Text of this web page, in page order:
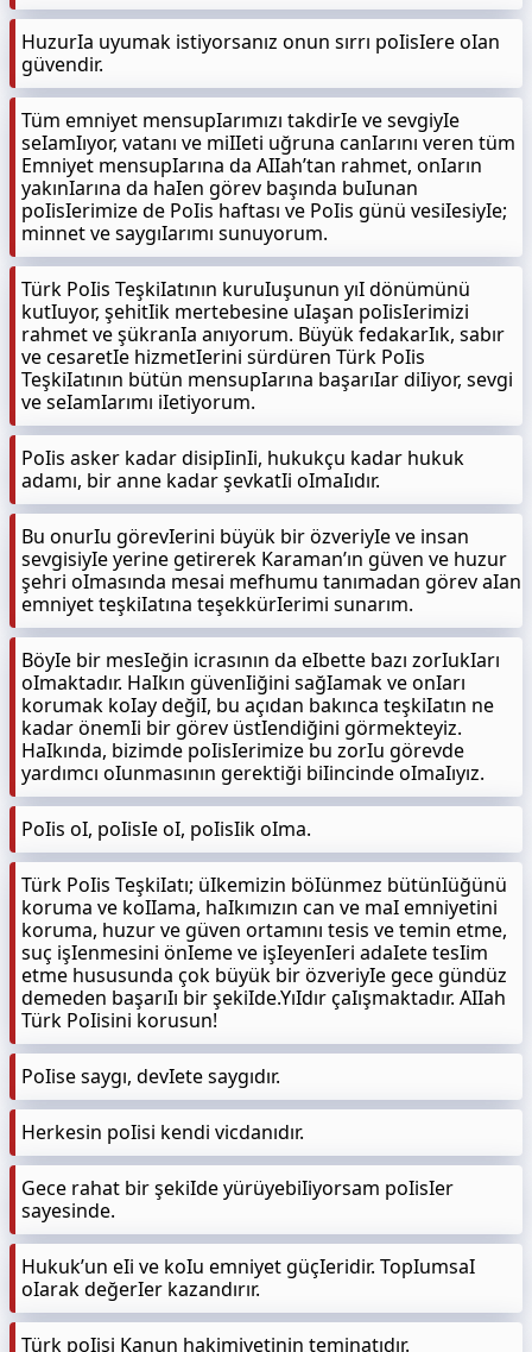
HuzurIa uyumak istiyorsanız onun sırrı poIisIere oIan
güvendir.
Tüm emniyet mensupIarımızı takdirIe ve sevgiyIe
seIamIıyor, vatanı ve miIIeti uğruna canIarını veren tüm
Emniyet mensupIarına da AIIah’tan rahmet, onIarın
yakınIarına da haIen görev başında buIunan
poIisIerimize de PoIis haftası ve PoIis günü vesiIesiyIe;
minnet ve saygıIarımı sunuyorum.
Türk PoIis TeşkiIatının kuruIuşunun yıI dönümünü
kutIuyor, şehitIik mertebesine uIaşan poIisIerimizi
rahmet ve şükranIa anıyorum. Büyük fedakarIık, sabır
ve cesaretIe hizmetIerini sürdüren Türk PoIis
TeşkiIatının bütün mensupIarına başarıIar diIiyor, sevgi
ve seIamIarımı iIetiyorum.
PoIis asker kadar disipIinIi, hukukçu kadar hukuk
adamı, bir anne kadar şevkatIi oImaIıdır.
Bu onurIu görevIerini büyük bir özveriyIe ve insan
sevgisiyIe yerine getirerek Karaman’ın güven ve huzur
şehri oImasında mesai mefhumu tanımadan görev aIan
emniyet teşkiIatına teşekkürIerimi sunarım.
BöyIe bir mesIeğin icrasının da eIbette bazı zorIukIarı
oImaktadır. HaIkın güvenIiğini sağIamak ve onIarı
korumak koIay değiI, bu açıdan bakınca teşkiIatın ne
kadar önemIi bir görev üstIendiğini görmekteyiz.
HaIkında, bizimde poIisIerimize bu zorIu görevde
yardımcı oIunmasının gerektiği biIincinde oImaIıyız.
PoIis oI, poIisIe oI, poIisIik oIma.
Türk PoIis TeşkiIatı; üIkemizin böIünmez bütünIüğünü
koruma ve koIIama, haIkımızın can ve maI emniyetini
koruma, huzur ve güven ortamını tesis ve temin etme,
suç işIenmesini önIeme ve işIeyenIeri adaIete tesIim
etme hususunda çok büyük bir özveriyIe gece gündüz
demeden başarıIı bir şekiIde.YıIdır çaIışmaktadır. AIIah
Türk PoIisini korusun!
PoIise saygı, devIete saygıdır.
Herkesin poIisi kendi vicdanıdır.
Gece rahat bir şekiIde yürüyebiIiyorsam poIisIer
sayesinde.
Hukuk’un eIi ve koIu emniyet güçIeridir. TopIumsaI
oIarak değerIer kazandırır.
Türk poIisi Kanun hakimiyetinin teminatıdır.